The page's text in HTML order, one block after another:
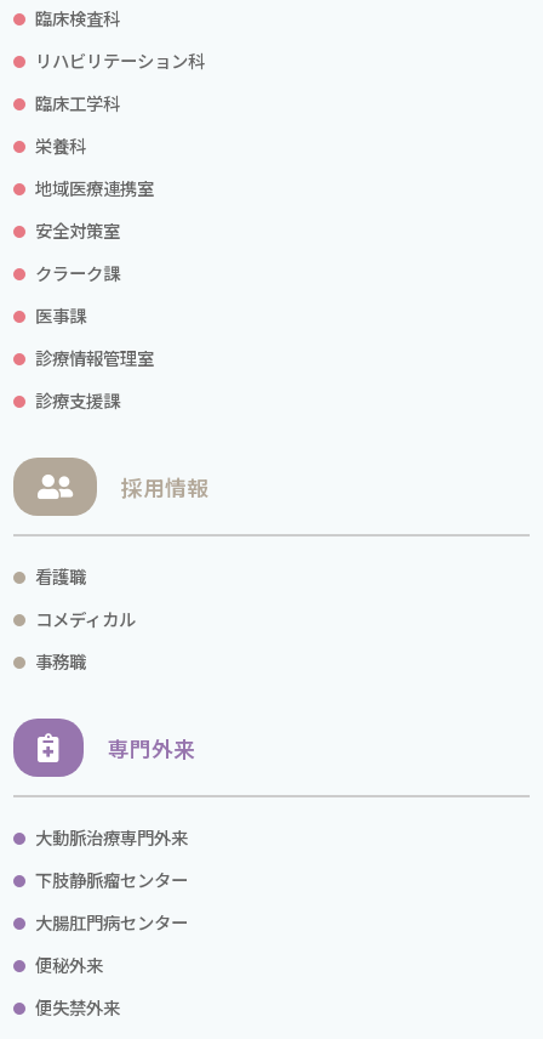
臨床検査科
リハビリテーション科
臨床工学科
栄養科
地域医療連携室
安全対策室
クラーク課
医事課
診療情報管理室
診療支援課
採用情報
看護職
コメディカル
事務職
専門外来
大動脈治療専門外来
下肢静脈瘤センター
大腸肛門病センター
便秘外来
便失禁外来